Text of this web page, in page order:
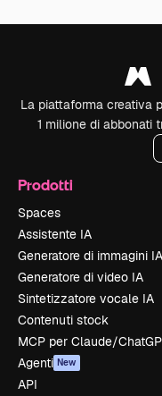
La piattaforma creativa
1 milione di abbonati
Prodotti
Spaces
Assistente IA
Generatore di immagini IA
Generatore di video IA
Sintetizzatore vocale IA
Contenuti stock
MCP per Claude/
Agenti New
API